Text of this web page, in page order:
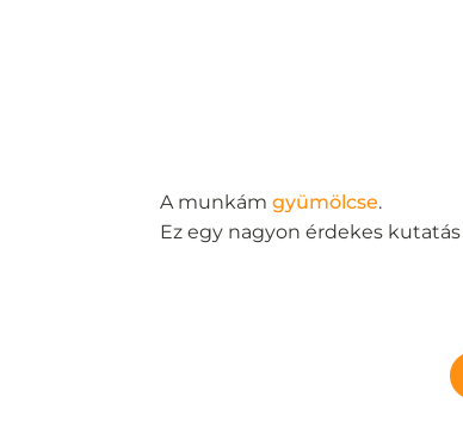
A munkámgyümölcse.
Ez egy nagyon érdekes